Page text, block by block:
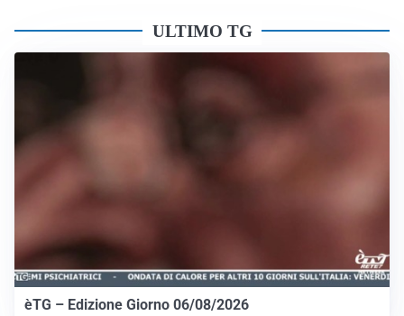
ULTIMO TG
èTG – Edizione Giorno 06/08/2026